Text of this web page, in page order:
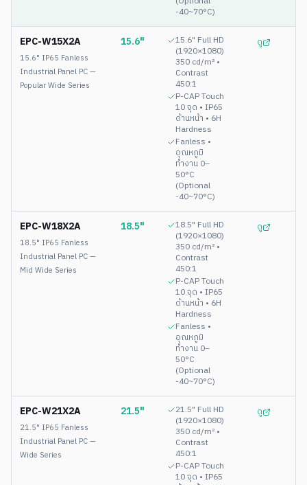
-40~70°C)
EPC-W15X2A
15.6" IP65 Fanless
Industrial Panel PC —
Popular Wide Series
15.6"
15.6" Full HD
(1920×1080)
350 cd/m² •
Contrast
450:1
P-CAP Touch
10 จุด • IP65
ด้านหน้า • 6H
Hardness
Fanless •
อุณหภูมิ
ทำงาน 0–
50°C
(Optional
-40~70°C)
ดู
EPC-W18X2A
18.5" IP65 Fanless
Industrial Panel PC —
Mid Wide Series
18.5"
18.5" Full HD
(1920×1080)
350 cd/m² •
Contrast
450:1
P-CAP Touch
10 จุด • IP65
ด้านหน้า • 6H
Hardness
Fanless •
อุณหภูมิ
ทำงาน 0–
50°C
(Optional
-40~70°C)
ดู
EPC-W21X2A
21.5" IP65 Fanless
Industrial Panel PC —
Wide Series
21.5"
21.5" Full HD
(1920×1080)
350 cd/m² •
Contrast
450:1
P-CAP Touch
10 จุด • IP65
ดู